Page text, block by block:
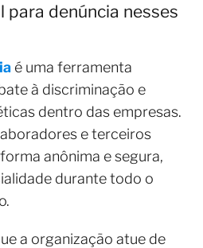
para denúncia nesses
é uma ferramenta
à discriminação e
dentro das empresas.
e terceiros
anônima e segura,
durante todo o
a organização atue de